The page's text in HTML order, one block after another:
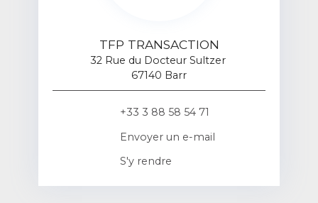
TFP TRANSACTION
32 Rue du Docteur Sultzer
67140 Barr
+33 3 88 58 54 71
Envoyer un e-mail
S'y rendre